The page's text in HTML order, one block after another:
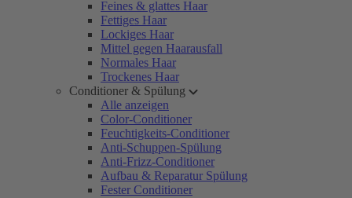
Feines & glattes Haar
Fettiges Haar
Lockiges Haar
Mittel gegen Haarausfall
Normales Haar
Trockenes Haar
Conditioner & Spülung
Alle anzeigen
Color-Conditioner
Feuchtigkeits-Conditioner
Anti-Schuppen-Spülung
Anti-Frizz-Conditioner
Aufbau & Reparatur Spülung
Fester Conditioner